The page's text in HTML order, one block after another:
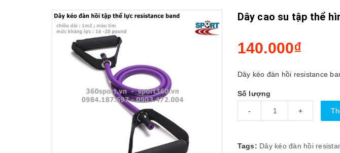
Dây cao su tập thể
140.000₫
Dây kéo đàn hồi resistance
Số lượng
- +
Tags: Dây kéo đàn hồi